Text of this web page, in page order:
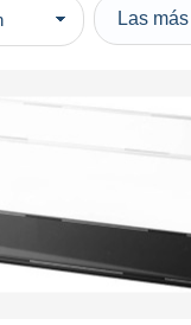
ofertas
pujas